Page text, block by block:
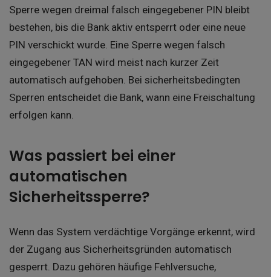
Sperre wegen dreimal falsch eingegebener PIN bleibt
bestehen, bis die Bank aktiv entsperrt oder eine neue
PIN verschickt wurde. Eine Sperre wegen falsch
eingegebener TAN wird meist nach kurzer Zeit
automatisch aufgehoben. Bei sicherheitsbedingten
Sperren entscheidet die Bank, wann eine Freischaltung
erfolgen kann.
Was passiert bei einer
automatischen
Sicherheitssperre?
Wenn das System verdächtige Vorgänge erkennt, wird
der Zugang aus Sicherheitsgründen automatisch
gesperrt. Dazu gehören häufige Fehlversuche,